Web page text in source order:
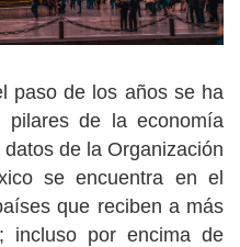
paso de los años se ha
de la economía
de la Organización
se encuentra en el
que reciben a más
incluso por encima de